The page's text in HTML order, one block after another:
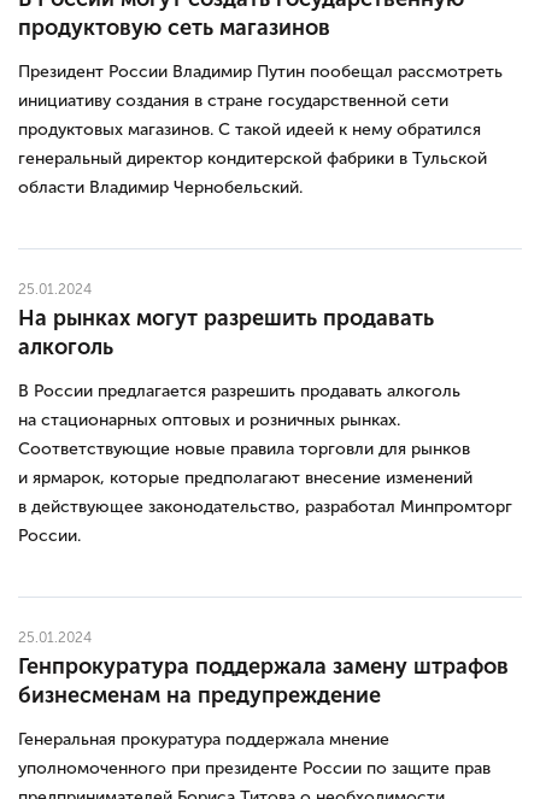
продуктовую сеть магазинов
Президент России Владимир Путин пообещал рассмотреть
инициативу создания в стране государственной сети
продуктовых магазинов. С такой идеей к нему обратился
генеральный директор кондитерской фабрики в Тульской
области Владимир Чернобельский.
25.01.2024
На рынках могут разрешить продавать
алкоголь
В России предлагается разрешить продавать алкоголь
на стационарных оптовых и розничных рынках.
Соответствующие новые правила торговли для рынков
и ярмарок, которые предполагают внесение изменений
в действующее законодательство, разработал Минпромторг
России.
25.01.2024
Генпрокуратура поддержала замену штрафов
бизнесменам на предупреждение
Генеральная прокуратура поддержала мнение
уполномоченного при президенте России по защите прав